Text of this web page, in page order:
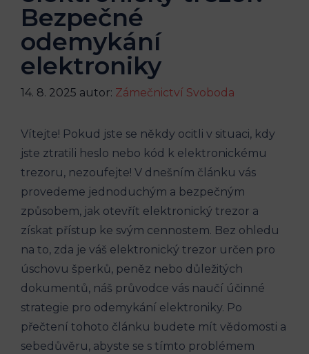
Bezpečné
odemykání
elektroniky
14. 8. 2025 autor: Zámečnictví Svoboda
Vítejte! Pokud jste se někdy ocitli v situaci, kdy
jste ztratili heslo nebo kód k elektronickému
trezoru, nezoufejte! V dnešním článku vás
provedeme jednoduchým a bezpečným
způsobem, jak otevřít elektronický trezor a
získat přístup ke svým cennostem. Bez ohledu
na to, zda je váš elektronický trezor určen pro
úschovu šperků, peněz nebo důležitých
dokumentů, náš průvodce vás naučí účinné
strategie pro odemykání elektroniky. Po
přečtení tohoto článku budete mít vědomosti a
sebedůvěru, abyste se s tímto problémem